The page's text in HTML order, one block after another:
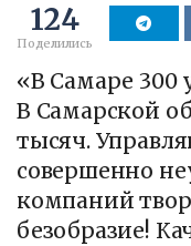
124
Поделились
«В Самаре
В Самарской
тысяч.
совершенно
компаний
безобразие!